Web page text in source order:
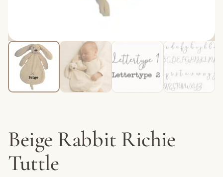
Beige Rabbit Richie
Tuttle